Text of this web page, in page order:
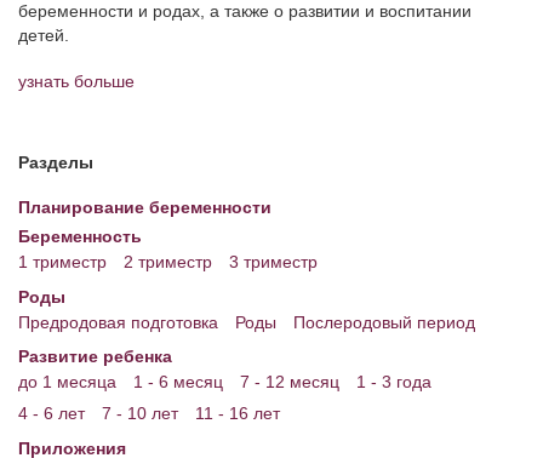
СООБЩЕСТВА
Энциклопедия
МАМИНА БИБЛИОТЕКА
Имена. Святцы
Энциклопедия беременных
Мамина энциклопедия
беременности и родах, а также о развитии и воспитании
детей.
узнать больше
Разделы
Планирование беременности
Беременность
1 триместр
2 триместр
3 триместр
Роды
Предродовая подготовка
Роды
Послеродовый период
Развитие ребенка
до 1 месяца
1 - 6 месяц 7 - 12 месяц
1 - 3 года
4 - 6 лет
7 - 10 лет
11 - 16 лет
Приложения